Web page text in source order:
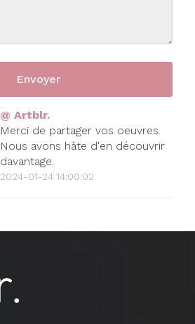
@ Artblr.
Merci de partager vos oeuvres.
Nous avons hâte d'en découvrir
davantage.
2024-01-24 14:00:02